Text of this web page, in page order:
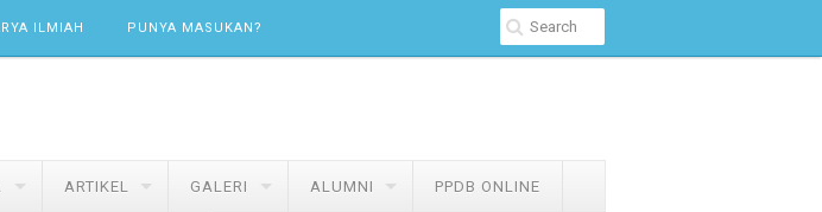
ILMIAH PUNYA MASUKAN?
ARTIKEL GALERI ALUMNI PPDB ONLINE